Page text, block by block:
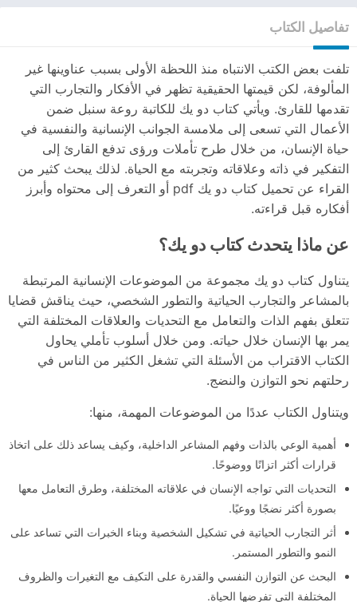
تفاصيل الكتاب
تلفت بعض الكتب الانتباه منذ اللحظة الأولى بسبب عناوينها غير
المألوفة، لكن قيمتها الحقيقية تظهر في الأفكار والتجارب التي
تقدمها للقارئ. ويأتي كتاب دو يك للكاتبة روعة سنبل ضمن
الأعمال التي تسعى إلى ملامسة الجوانب الإنسانية والنفسية في
حياة الإنسان، من خلال طرح تأملات ورؤى تدفع القارئ إلى
التفكير في ذاته وعلاقاته وتجربته مع الحياة. لذلك يبحث كثير من
القراء عن تحميل كتاب دو يك pdf أو التعرف إلى محتواه وأبرز
أفكاره قبل قراءته.
عن ماذا يتحدث كتاب دو يك؟
يتناول كتاب دو يك مجموعة من الموضوعات الإنسانية المرتبطة
بالمشاعر والتجارب الحياتية والتطور الشخصي، حيث يناقش قضايا
تتعلق بفهم الذات والتعامل مع التحديات والعلاقات المختلفة التي
يمر بها الإنسان خلال حياته. ومن خلال أسلوب تأملي يحاول
الكتاب الاقتراب من الأسئلة التي تشغل الكثير من الناس في
رحلتهم نحو التوازن والنضج.
ويتناول الكتاب عددًا من الموضوعات المهمة، منها:
أهمية الوعي بالذات وفهم المشاعر الداخلية، وكيف يساعد ذلك على اتخاذ
قرارات أكثر اتزانًا ووضوحًا.
التحديات التي تواجه الإنسان في علاقاته المختلفة، وطرق التعامل معها
بصورة أكثر نضجًا ووعيًا.
أثر التجارب الحياتية في تشكيل الشخصية وبناء الخبرات التي تساعد على
النمو والتطور المستمر.
البحث عن التوازن النفسي والقدرة على التكيف مع التغيرات والظروف
المختلفة التي تفرضها الحياة.